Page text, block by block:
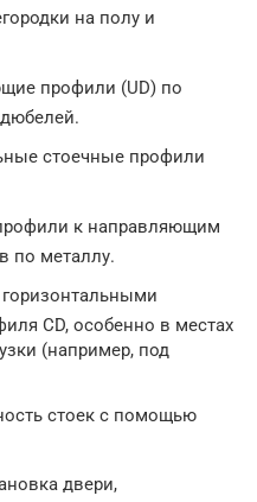
на полу и
профили (UD) по
стоечные профили
к направляющим
по металлу.
CD, особенно в местах
(например, под
стоек с помощью
двери,